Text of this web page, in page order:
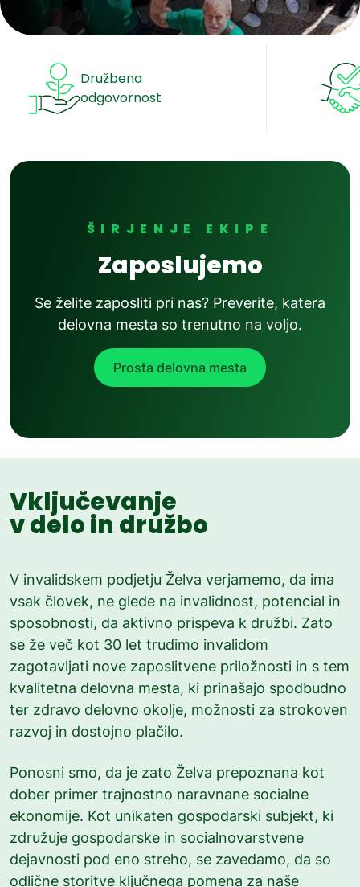
Vse novice
Družbena
odgovornost
ŠIRJENJE EKIPE
Zaposlujemo
Se želite zaposliti pri nas? Preverite, katera
delovna mesta so trenutno na voljo.
Prosta delovna mesta
Vključevanje
v delo in družbo
V invalidskem podjetju Želva verjamemo, da ima
vsak človek, ne glede na invalidnost, potencial in
sposobnosti, da aktivno prispeva k družbi. Zato
se že več kot 30 let trudimo invalidom
zagotavljati nove zaposlitvene priložnosti in s tem
kvalitetna delovna mesta, ki prinašajo spodbudno
ter zdravo delovno okolje, možnosti za strokoven
razvoj in dostojno plačilo.
Ponosni smo, da je zato Želva prepoznana kot
dober primer trajnostno naravnane socialne
ekonomije. Kot unikaten gospodarski subjekt, ki
združuje gospodarske in socialnovarstvene
dejavnosti pod eno streho, se zavedamo, da so
odlične storitve ključnega pomena za naše